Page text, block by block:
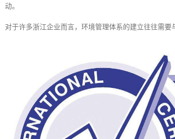
动。
对于许多浙江企业而言，环境管理体系的建立往往需要